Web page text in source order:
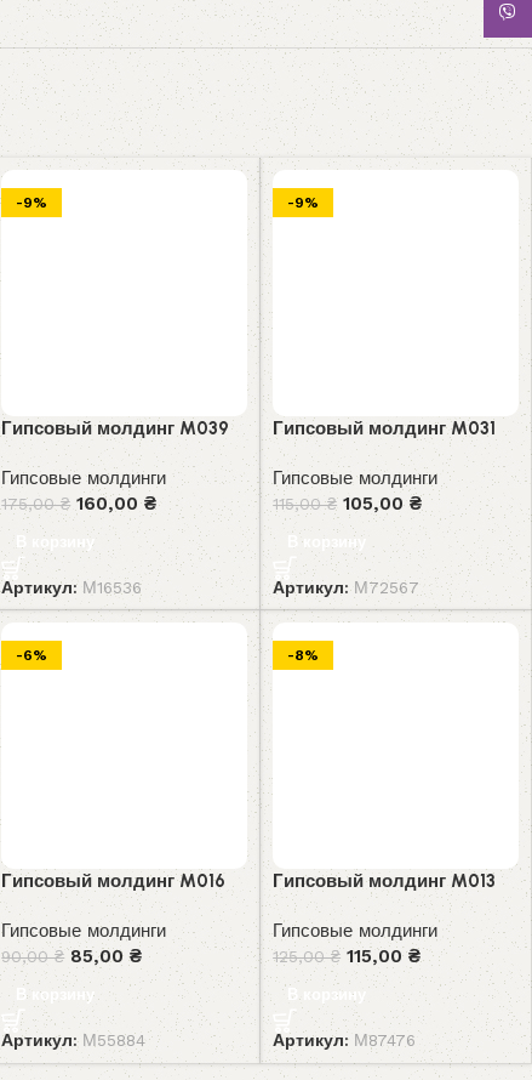
-9%
Гипсовый молдинг M039
Гипсовые молдинги
175,00₴ 160,00₴
В корзину
Артикул: М16536
-9%
Гипсовый молдинг M031
Гипсовые молдинги
115,00₴ 105,00₴
В корзину
Артикул:М72567
-6%
Гипсовый молдинг M016
Гипсовые молдинги
90,00₴ 85,00₴
В корзину
Артикул: М55884
-8%
Гипсовый молдинг M013
Гипсовые молдинги
125,00₴ 115,00₴
В корзину
Артикул: М87476
Viber